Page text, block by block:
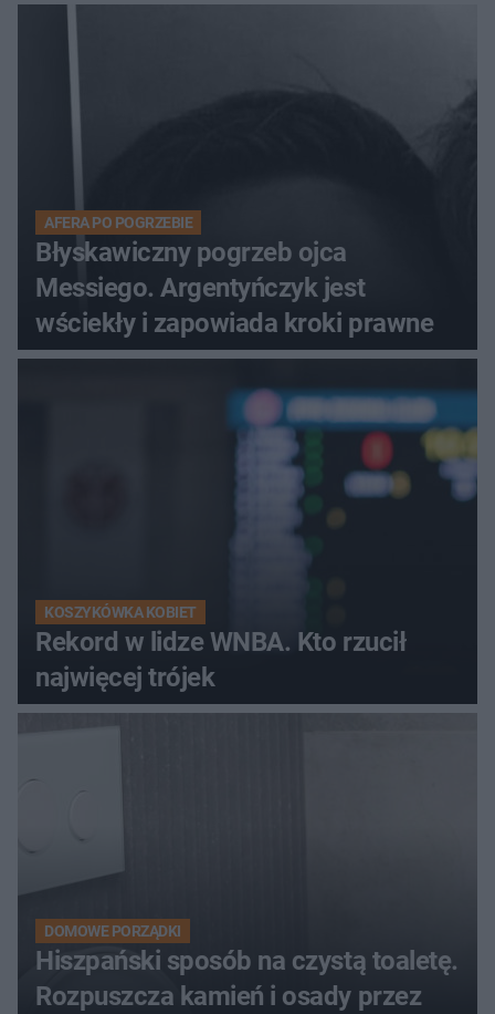
AFERA PO POGRZEBIE
Błyskawiczny pogrzeb ojca
Messiego. Argentyńczyk jest
wściekły i zapowiada kroki prawne
KOSZYKÓWKA KOBIET
Rekord w lidze WNBA. Kto rzucił
najwięcej trójek
DOMOWE PORZĄDKI
Hiszpański sposób na czystą toaletę.
Rozpuszcza kamień i osady przez